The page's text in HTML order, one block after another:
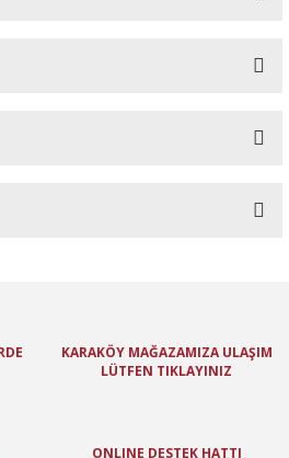
veya görüntülenemiyor.
KARAKÖY MAĞAZAMIZA ULAŞIM
LÜTFEN TIKLAYINIZ
ONLINE DESTEK HATTI